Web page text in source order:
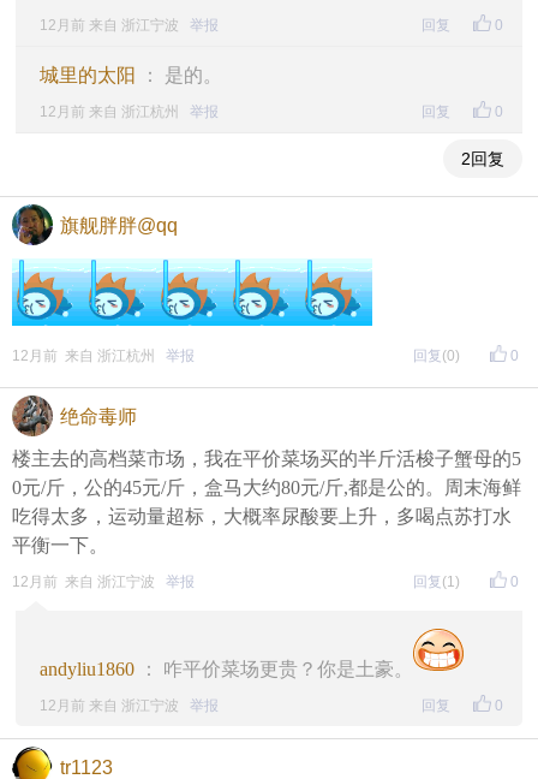
0
12月前 来自 浙江宁波 举报 回复
城里的太阳 ： 是的。
0
12月前 来自 浙江杭州 举报 回复
2回复
旗舰胖胖@qq
0
12月前 来自 浙江杭州 举报 回复 (0)
绝命毒师
楼主去的高档菜市场，我在平价菜场买的半斤活梭子蟹母的5
0元/斤，公的45元/斤，盒马大约80元/斤,都是公的。周末海鲜
吃得太多，运动量超标，大概率尿酸要上升，多喝点苏打水
平衡一下。
0
12月前 来自 浙江宁波 举报 回复 (1)
andyliu1860 ： 咋平价菜场更贵？你是土豪。
0
12月前 来自 浙江宁波 举报 回复
tr1123